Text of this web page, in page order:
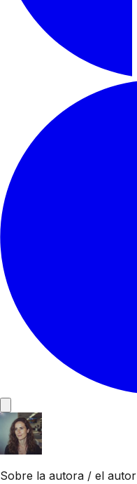
Sobre la autora / el autor